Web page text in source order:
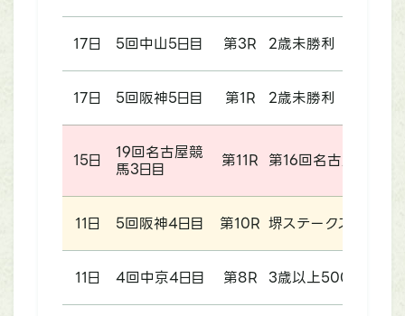
17日 5回中山5日目 第3R 2歳未勝利
17日 5回阪神5日目 第1R 2歳未勝利
15日 19回名古屋競
馬3日目 第11R 第16回名古屋グラン
11日 5回阪神4日目 第10R 堺ステークス
11日 4回中京4日目 第8R 3歳以上500万円以